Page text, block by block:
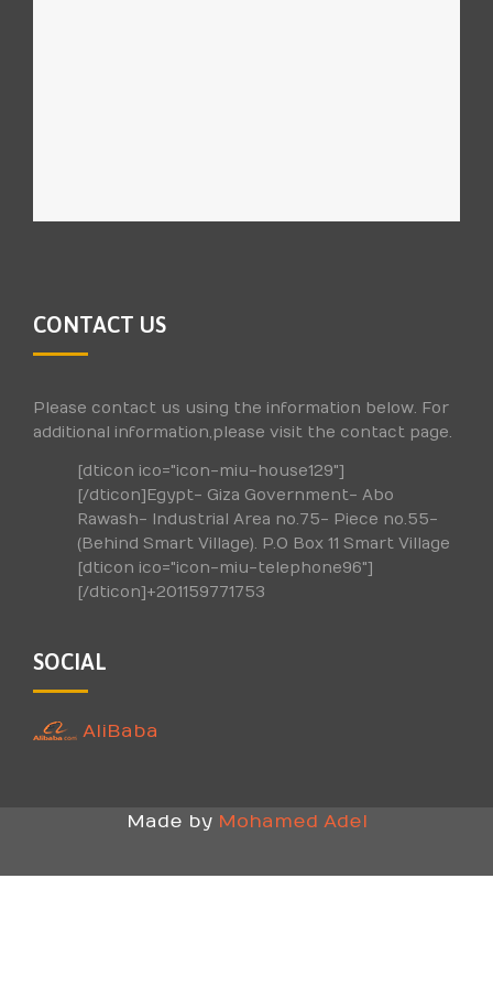
CONTACT US
Please contact us using the information below. For
additional information,please visit the contact page.
[dticon ico="icon-miu-house129"]
[/dticon]Egypt- Giza Government- Abo
Rawash- Industrial Area no.75- Piece no.55-
(Behind Smart Village). P.O Box 11 Smart Village
[dticon ico="icon-miu-telephone96"]
[/dticon]+201159771753
SOCIAL
AliBaba
Made by Mohamed Adel